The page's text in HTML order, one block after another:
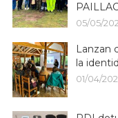
05/05/
Lanzan
la
01/04/